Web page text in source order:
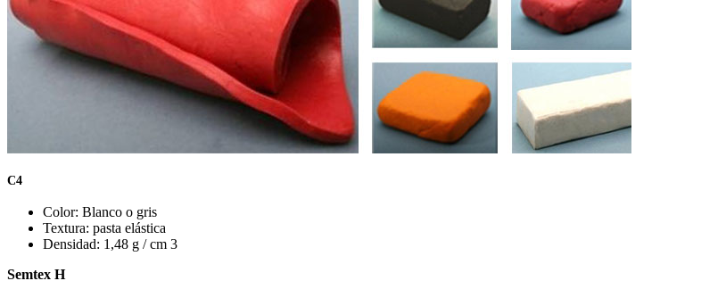
C4
Color: Blanco o gris
Textura: pasta elástica
Densidad: 1,48 g / cm 3
Semtex H